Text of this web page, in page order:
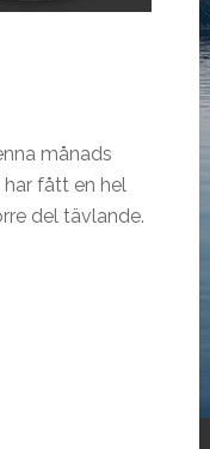
månads
har fått en hel
del tävlande.